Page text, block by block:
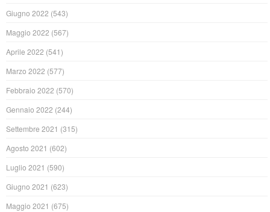
Giugno 2022 (543)
Maggio 2022 (567)
Aprile 2022 (541)
Marzo 2022 (577)
Febbraio 2022 (570)
Gennaio 2022 (244)
Settembre 2021 (315)
Agosto 2021 (602)
Luglio 2021 (590)
Giugno 2021 (623)
Maggio 2021 (675)